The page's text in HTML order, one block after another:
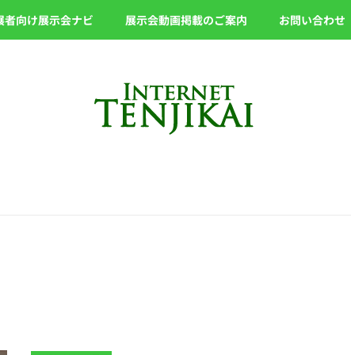
者向け展示会ナビ 展示会動画掲載のご案内 お問い合わせ